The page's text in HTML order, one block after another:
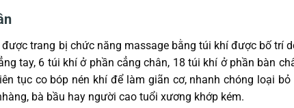
được trang bị chức năng massage bằng túi khí được bố trí
tay, 6 túi khí ở phần cẳng chân, 18 túi khí ở phần bàn
tục co bóp nén khí để làm giãn cơ, nhanh chóng loại
bà bầu hay người cao tuổi xương khớp kém.